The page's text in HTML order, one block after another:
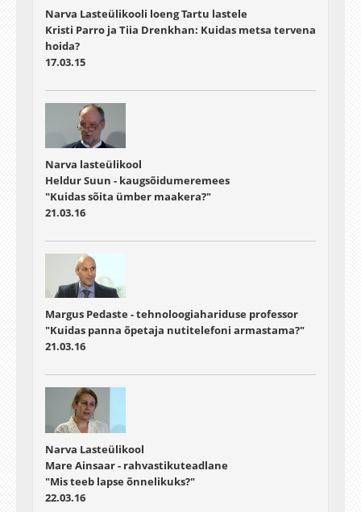
Narva Lasteülikooli loeng Tartu lastele
Kristi Parro ja Tiia Drenkhan: Kuidas metsa tervena
hoida?
17.03.15
Narva lasteülikool
Heldur Suun - kaugsõidumeremees
"Kuidas sõita ümber maakera?"
21.03.16
Margus Pedaste - tehnoloogiahariduse professor
"Kuidas panna õpetaja nutitelefoni armastama?"
21.03.16
Narva Lasteülikool
Mare Ainsaar - rahvastikuteadlane
"Mis teeb lapse õnnelikuks?"
22.03.16